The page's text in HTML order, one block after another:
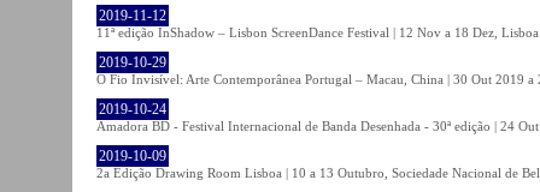
2019-11-12
11ª edição InShadow – Lisbon ScreenDance Festival | 12 Nov a 18 Dez, Lisboa
2019-10-29
O Fio Invisível: Arte Contemporânea Portugal – Macau, China | 30 Out 2019
2019-10-24
Amadora BD - Festival Internacional de Banda Desenhada - 30ª edição | 24
2019-10-09
2a Edição Drawing Room Lisboa | 10 a 13 Outubro, Sociedade Nacional de